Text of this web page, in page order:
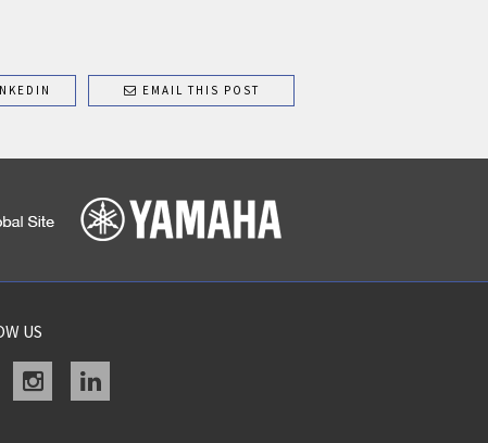
EMAIL THIS POST
US
instagramlinkedin